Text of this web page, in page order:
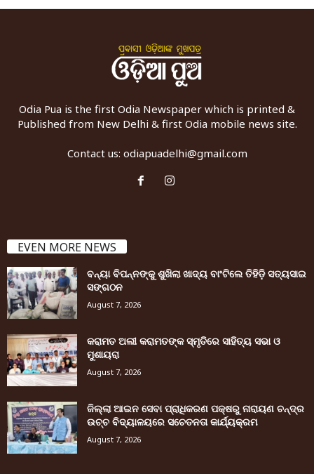
Odia Pua is the first Odia Newspaper which is printed &
Published from New Delhi & first Odia mobile news site.
Contact us: odiapuadelhi@gmail.com
EVEN MORE NEWS
ବନ୍ୟା ବିପନ୍ନଙ୍କୁ ଶୁଖିଲା ଖାଦ୍ୟ ବାଂଟିଲେ ତିହିଡି଼ ସତ୍ୟସାଇ
ସଙ୍ଗଠନ
August 7, 2026
କରାମତ ଅଲୀ କରାମତଙ୍କ ସ୍ମୃତିରେ ସାହିତ୍ୟ ସଭା ଓ
ମୁଶାୟରା
August 7, 2026
ଜିଲ୍ଲା ଆଇନ ସେବା ପ୍ରାଧିକରଣ ପକ୍ଷରୁ ନାରାୟଣ ଚନ୍ଦ୍ର
ଉଚ୍ଚ ବିଦ୍ୟାଳୟରେ ସଚେତନତା କାର୍ଯ୍ୟକ୍ରମ
August 7, 2026